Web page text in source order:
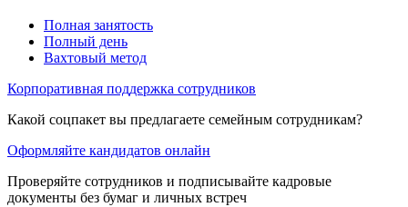
Полная занятость
Полный день
Вахтовый метод
Корпоративная поддержка сотрудников
Какой соцпакет вы предлагаете семейным сотрудникам?
Оформляйте кандидатов онлайн
Проверяйте сотрудников и подписывайте кадровые
документы без бумаг и личных встреч